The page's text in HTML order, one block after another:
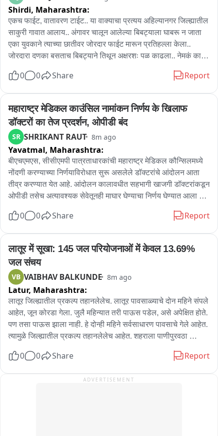
Shirdi, Maharashtra:
एकच फाईट, वातावरण टाईट.. या वाक्याचा प्रत्यय अहिल्यानगर जिल्ह्यातील
साकुरी गावात आलाय.. अंगावर चालून आलेल्या बिबट्याला घाबरू न जाता
एका युवकाने त्याच्या छातीवर जोरदार फाईट मारून प्रतिहल्ला केला..
जोरदारा दणका बसताच बिबट्याने तिथून अक्षरशः पळ काढला.. नेमकं काय
शेतीची देखरेख करण्यासाठी शेतमजूर रमेश पवार हा युवक आपल्या कुटुंबासह
तिथे राहतो.. रात्रीच्या सुमारास रमेश पवार हा लघुशंकेसाठी घराबाहेर आला
असता, अंधारात दबा धरून बसलेल्या बिबट्याने त्याच्यावर अचानक हल्ला
चढवला.. रमेश याने प्रसंगावधान राखत एका हाताने बिबट्याचा पाय पकडला
आणि दुसऱ्या हाताने त्याच्या छातीवर जोरदार फाईट मारली.. जोरदारा दणका
बसताच बिबट्याने तेथून धूम ठोकली.. या झटापटीत रमेश पवार याच्या
खांद्याला बिबट्याच्या नखांचे ओरखडे पडले आहेत.. रमेश पवार याने
दाखवलेल्या धाडसाचे सर्वत्र कौतुक होत आहे..
आहे.. वन विभागाने लावलेल्या पिंजऱ्याला देखील बिबट्या हुलकावणी देत
नागरिकांमध्ये भितीचे वातावरण पसरले आहे..
0 0 Share Report
महाराष्ट्र मेडिकल काउंसिल नामांकन निर्णय के खिलाफ
डॉक्टरों का तेज प्रदर्शन, ओपीडी बंद
SR SHRIKANT RAUT 8m ago
Yavatmal, Maharashtra:
बीएचएमएस, सीसीएमपी पात्रताधारकांची महाराष्ट्र मेडिकल कौन्सिलमध्ये
नोंदणी करण्याच्या निर्णयाविरोधात सुरू असलेले डॉक्टरांचे आंदोलन आता
तीव्र करण्यात येत आहे. आंदोलन कालावधीत सहभागी खाजगी डॉक्टरांकडून
ओपीडी तसेच अत्यावश्यक सेवेतूनही माघार घेण्याचा निर्णय घेण्यात आला
एएसएमआय तसेच विविध वैद्यकीय विद्यार्थी संघटना, निवासी डॉक्टर,
आंदोलन कालावधीत डॉक्टरांकडून ओपीडी तसेच अत्यावश्यक सेवा बंद
ठेवण्यात येणार आहे त्यामुळे रुग्णसेवा प्रभावित होणार आहे.
0 0 Share Report
लातूर में सूखा: 145 जल परियोजनाओं में केवल 13.69%
जल संचय
VB VAIBHAV BALKUNDE 8m ago
Latur, Maharashtra:
लातूर जिल्ह्यातील प्रकल्प तहानलेलेच. लातूर पावसाळ्याचे दोन महिने संपले
आहेत, जून कोरडा गेला. जुलै महिन्यात तरी पाऊस पडेल, असे अपेक्षित होते.
पण तसा पाऊस झाला नाही. हे दोन्ही महिने सर्वसाधारण पावसाचे गेले आहेत.
त्यामुळे जिल्ह्यातील प्रकल्प तहानलेलेच आहेत. शहराला पाणीपुरवठा
जिल्ह्याच्या दृष्टीने महत्त्वाचे असलेले दोन मोठे, आठ मध्यम व १३५ लघू अशा
जिल्ह्याला आता मोठ्या पावसाची गरज आहे. याचच आढावा घेतला आहे आमचे
0 0 Share Report
ADVERTISEMENT